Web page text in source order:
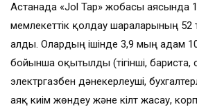
Астанада «Jol Tap» жобасы аясында
мемлекеттік қолдау шараларының 52
алды. Олардың ішінде 3,9 мың адам
бойынша оқытылды (тігінші, бариста,
электргазбен дәнекерлеуші,
аяқ киім жөндеу және кілт жасау,